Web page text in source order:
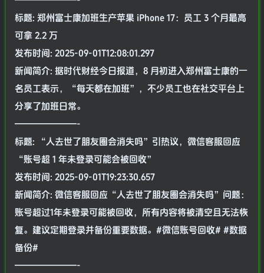
标题: 郑州富士康加班生产苹果 iPhone 17：员工 3 个月最高
可拿 2.2 万
发布时间: 2025-09-01T12:08:01.297
新闻简介: 据时代财经今日报道，8 月初进入郑州富士康的一
名员工表示，“每天都在加班”，不少员工也在社交平台上
分享了加班日常。
———————-
标题: “人去世了朋友圈会消失吗”引热议，微信客服回应
“账号超 1 年未登录可能会被回收”
发布时间: 2025-09-01T19:23:30.657
新闻简介: 微信客服回应“人去世了朋友圈会消失吗”问题：
账号超过1年未登录可能被回收，所有内容将被清空且无法恢
复。建议定期登录并备份重要数据。#微信账号回收# #数据
备份#
———————-